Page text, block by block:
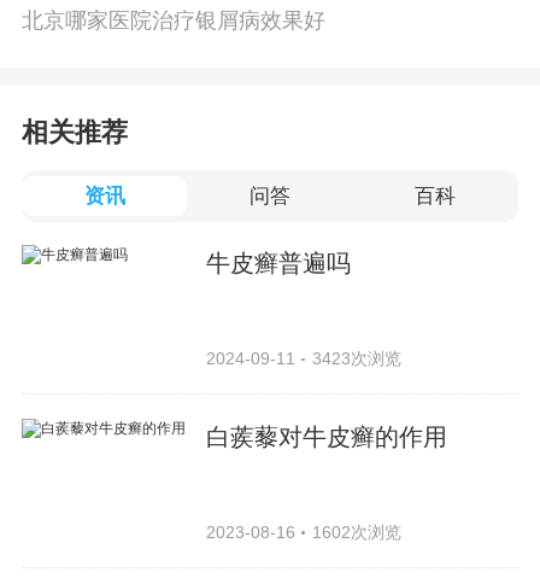
北京哪家医院治疗银屑病效果好
相关推荐
资讯 问答 百科
牛皮癣普遍吗
2024-09-11 3423次浏览
白蒺藜对牛皮癣的作用
2023-08-16 1602次浏览